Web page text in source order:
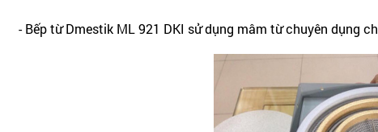
- Bếp từ Dmestik ML 921 DKI sử dụng mâm từ chuyên dụng